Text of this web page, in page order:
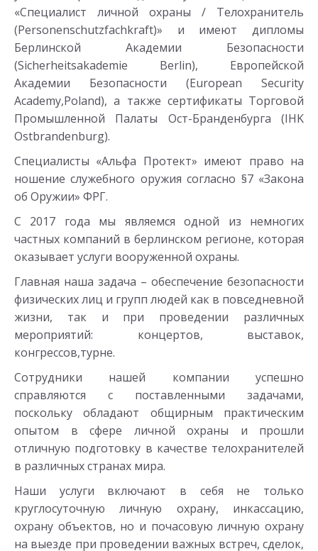
«Специалист личной охраны / Телохранитель
(Personenschutzfachkraft)» и имеют дипломы
Берлинской Академии Безопасности
(Sicherheitsakademie Berlin), Европейской
Академии Безопасности (European Security
Academy,Poland), а также сертификаты Торговой
Промышленной Палаты Ост-Бранденбурга (IHK
Ostbrandenburg).
Специалисты «Альфа Протект» имеют право на
ношение служебного оружия согласно §7 «Закона
об Оружии» ФРГ.
С 2017 года мы являемся одной из немногих
частных компаний в берлинском регионе, которая
оказывает услуги вооруженной охраны.
Главная наша задача – обеспечение безопасности
физических лиц и групп людей как в повседневной
жизни, так и при проведении различных
мероприятий: концертов, выставок,
конгрессов,турне.
Сотрудники нашей компании успешно
справляются с поставленными задачами,
поскольку обладают общирным практическим
опытом в сфере личной охраны и прошли
отличную подготовку в качестве телохранителей
в различных странах мира.
Наши услуги включают в себя не только
круглосуточную личную охрану, инкассацию,
охрану объектов, но и почасовую личную охрану
на выезде при проведении важных встреч, сделок,